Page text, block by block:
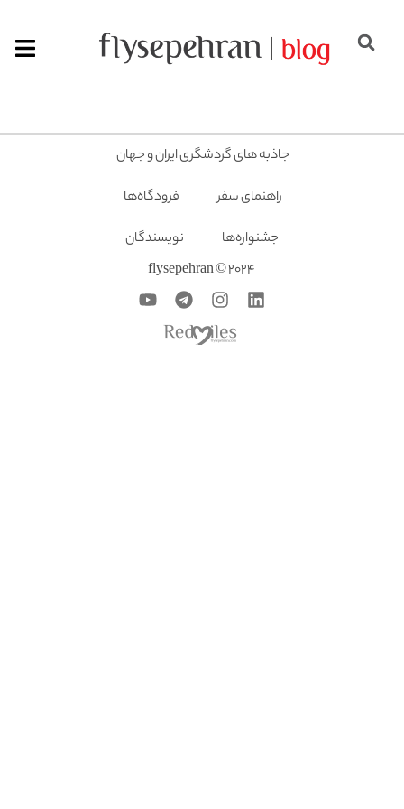
جاذبه های گردشگری ایران و جهان
راهنمای سفر
فرودگاه‌ها
جشنواره‌ها
نویسندگان